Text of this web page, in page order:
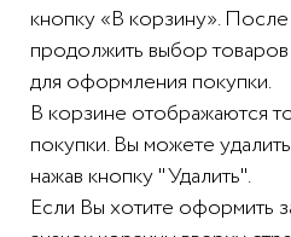
кнопку «В корзину».
продолжить выбор
для оформления покупки.
В корзине отображаются
покупки. Вы можете
нажав кнопку "Удалить".
Если Вы хотите оформить